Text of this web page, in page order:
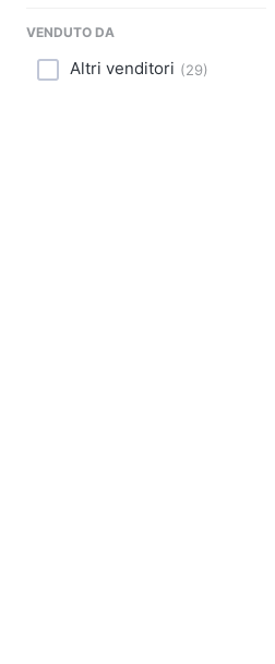
VENDUTO DA
Altri venditori (29)